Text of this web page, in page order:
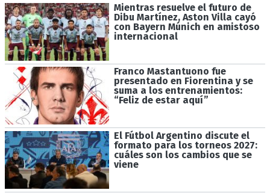
Mientras resuelve el futuro de
Dibu Martínez, Aston Villa cayó
con Bayern Múnich en amistoso
internacional
Franco Mastantuono fue
presentado en Fiorentina y se
suma a los entrenamientos:
“Feliz de estar aquí”
El Fútbol Argentino discute el
formato para los torneos 2027:
cuáles son los cambios que se
viene